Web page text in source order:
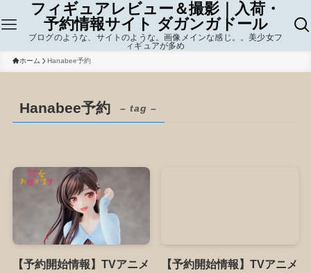
フィギュアレビュー＆撮影｜入荷・
予約情報サイト ダガンガドール
ブログのような、サイトのような。画像メインな感じ。。美少女フ
ィギュアが多め
ホーム Hanabee予約
Hanabee予約 – tag –
【予約開始情報】TVアニメ
【予約開始情報】TVアニメ